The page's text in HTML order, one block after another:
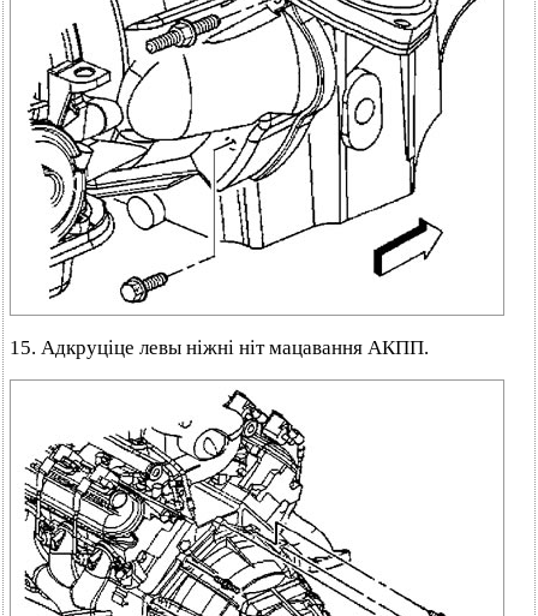
15. Адкруціце левы ніжні ніт мацавання АКПП.